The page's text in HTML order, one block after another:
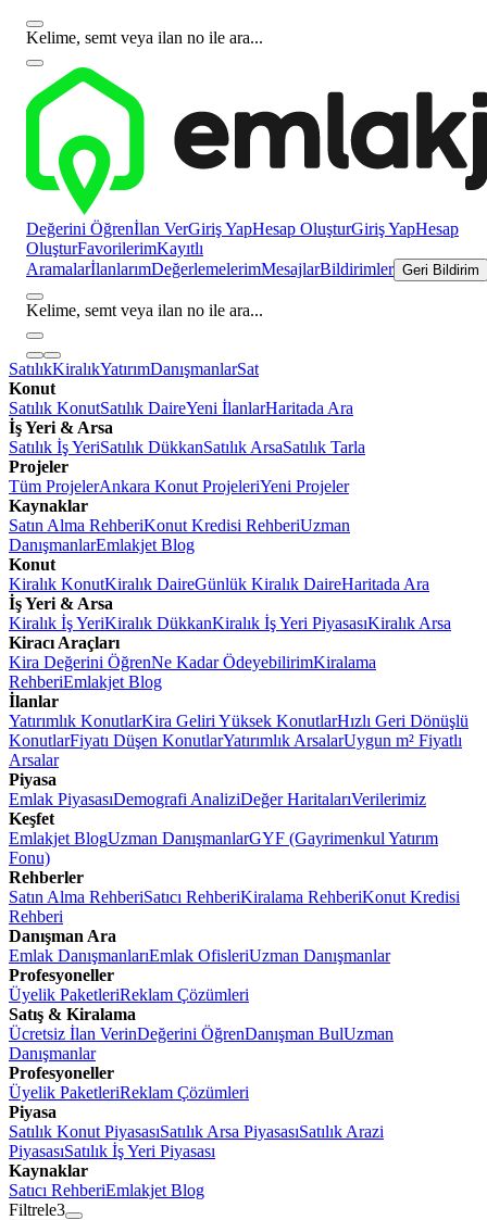
Kelime, semt veya ilan no ile ara...
Değerini Öğrenİlan VerGiriş YapHesap OluşturGiriş YapHesap
OluşturFavorilerimKayıtlı
AramalarİlanlarımDeğerlemelerimMesajlarBildirimler Geri Bildirim
Kelime, semt veya ilan no ile ara...
SatılıkKiralıkYatırımDanışmanlarSat
Konut
Satılık KonutSatılık DaireYeni İlanlarHaritada Ara
İş Yeri & Arsa
Satılık İş YeriSatılık DükkanSatılık ArsaSatılık Tarla
Projeler
Tüm ProjelerAnkara Konut ProjeleriYeni Projeler
Kaynaklar
Satın Alma RehberiKonut Kredisi RehberiUzman
DanışmanlarEmlakjet Blog
Konut
Kiralık KonutKiralık DaireGünlük Kiralık DaireHaritada Ara
İş Yeri & Arsa
Kiralık İş YeriKiralık DükkanKiralık İş Yeri PiyasasıKiralık Arsa
Kiracı Araçları
Kira Değerini ÖğrenNe Kadar ÖdeyebilirimKiralama
RehberiEmlakjet Blog
İlanlar
Yatırımlık KonutlarKira Geliri Yüksek KonutlarHızlı Geri Dönüşlü
KonutlarFiyatı Düşen KonutlarYatırımlık ArsalarUygun m² Fiyatlı
Arsalar
Piyasa
Emlak PiyasasıDemografi AnaliziDeğer HaritalarıVerilerimiz
Keşfet
Emlakjet BlogUzman DanışmanlarGYF (Gayrimenkul Yatırım
Fonu)
Rehberler
Satın Alma RehberiSatıcı RehberiKiralama RehberiKonut Kredisi
Rehberi
Danışman Ara
Emlak DanışmanlarıEmlak OfisleriUzman Danışmanlar
Profesyoneller
Üyelik PaketleriReklam Çözümleri
Satış & Kiralama
Ücretsiz İlan VerinDeğerini ÖğrenDanışman BulUzman
Danışmanlar
Profesyoneller
Üyelik PaketleriReklam Çözümleri
Piyasa
Satılık Konut PiyasasıSatılık Arsa PiyasasıSatılık Arazi
PiyasasıSatılık İş Yeri Piyasası
Kaynaklar
Satıcı RehberiEmlakjet Blog
Filtrele3